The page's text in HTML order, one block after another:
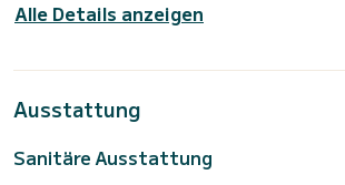
Alle Details anzeigen
Ausstattung
Sanitäre Ausstattung